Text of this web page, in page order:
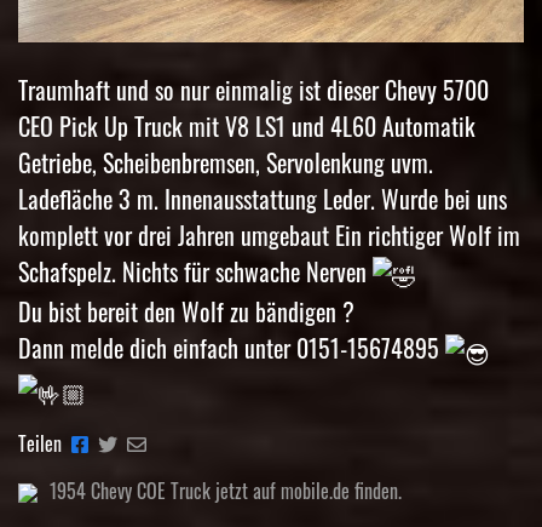
Traumhaft und so nur einmalig ist dieser Chevy 5700
CEO Pick Up Truck mit V8 LS1 und 4L60 Automatik
Getriebe, Scheibenbremsen, Servolenkung uvm.
Ladefläche 3 m. Innenausstattung Leder. Wurde bei uns
komplett vor drei Jahren umgebaut Ein richtiger Wolf im
Schafspelz. Nichts für schwache Nerven
Du bist bereit den Wolf zu bändigen ?
Dann melde dich einfach unter 0151-15674895
Teilen
1954 Chevy COE Truck jetzt auf mobile.de finden.